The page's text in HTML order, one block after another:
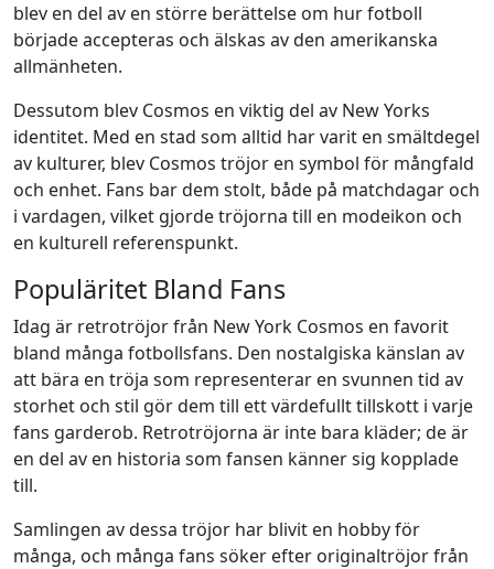
blev en del av en större berättelse om hur fotboll
började accepteras och älskas av den amerikanska
allmänheten.
Dessutom blev Cosmos en viktig del av New Yorks
identitet. Med en stad som alltid har varit en smältdegel
av kulturer, blev Cosmos tröjor en symbol för mångfald
och enhet. Fans bar dem stolt, både på matchdagar och
i vardagen, vilket gjorde tröjorna till en modeikon och
en kulturell referenspunkt.
Populäritet Bland Fans
Idag är retrotröjor från New York Cosmos en favorit
bland många fotbollsfans. Den nostalgiska känslan av
att bära en tröja som representerar en svunnen tid av
storhet och stil gör dem till ett värdefullt tillskott i varje
fans garderob. Retrotröjorna är inte bara kläder; de är
en del av en historia som fansen känner sig kopplade
till.
Samlingen av dessa tröjor har blivit en hobby för
många, och många fans söker efter originaltröjor från